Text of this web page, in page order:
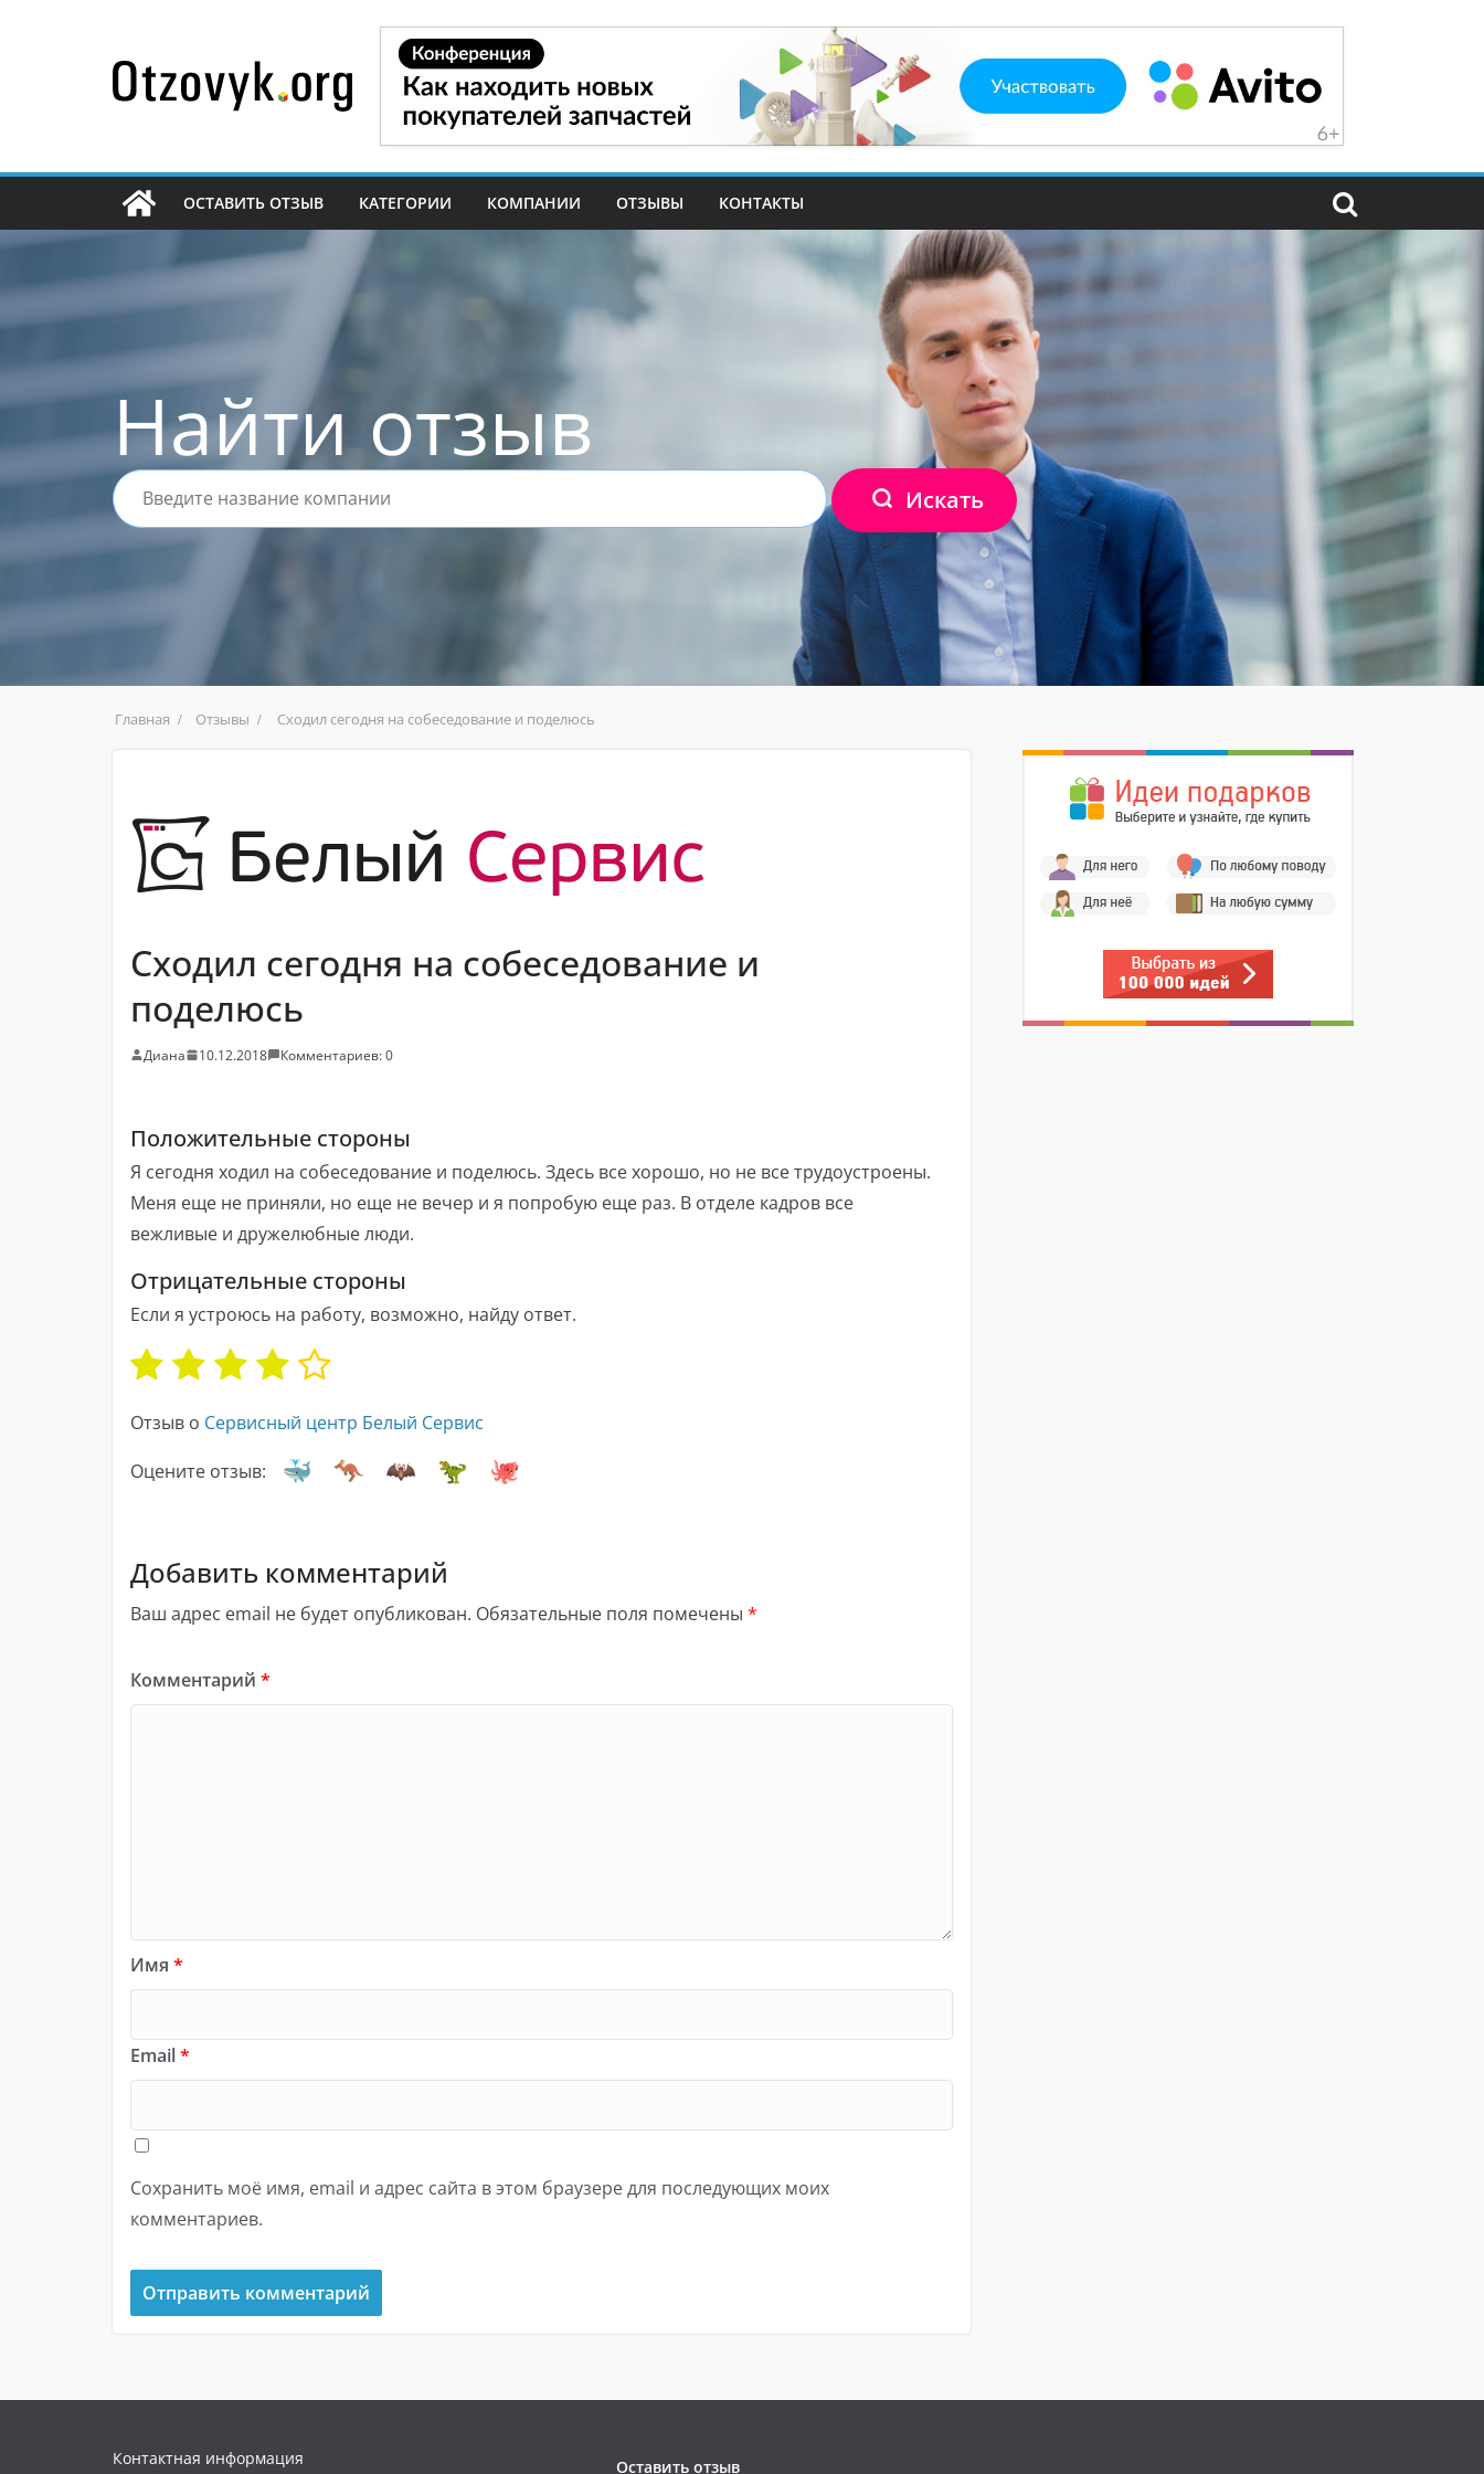
содержимому
ОСТАВИТЬ ОТЗЫВ КАТЕГОРИИ КОМПАНИИ ОТЗЫВЫ КОНТАКТЫ
Найти отзыв
Искать
Главная Отзывы Сходил сегодня на собеседование и поделюсь
Сходил сегодня на собеседование и
поделюсь
Диана 10.12.2018 Комментариев: 0
Положительные стороны
Я сегодня ходил на собеседование и поделюсь. Здесь все хорошо, но не все трудоустроены.
Меня еще не приняли, но еще не вечер и я попробую еще раз. В отделе кадров все
вежливые и дружелюбные люди.
Отрицательные стороны
Если я устроюсь на работу, возможно, найду ответ.
Отзыв о Сервисный центр Белый Сервис
Оцените отзыв:
Добавить комментарий
Ваш адрес email не будет опубликован. Обязательные поля помечены *
Комментарий *
Имя *
Email*
Сохранить моё имя, email и адрес сайта в этом браузере для последующих моих
комментариев.
Контактная информация Оставить отзыв